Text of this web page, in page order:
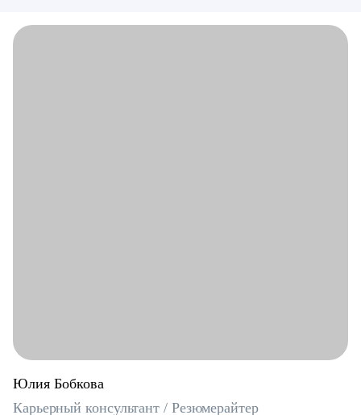
Юлия Бобкова
Карьерный консультант / Резюмерайтер